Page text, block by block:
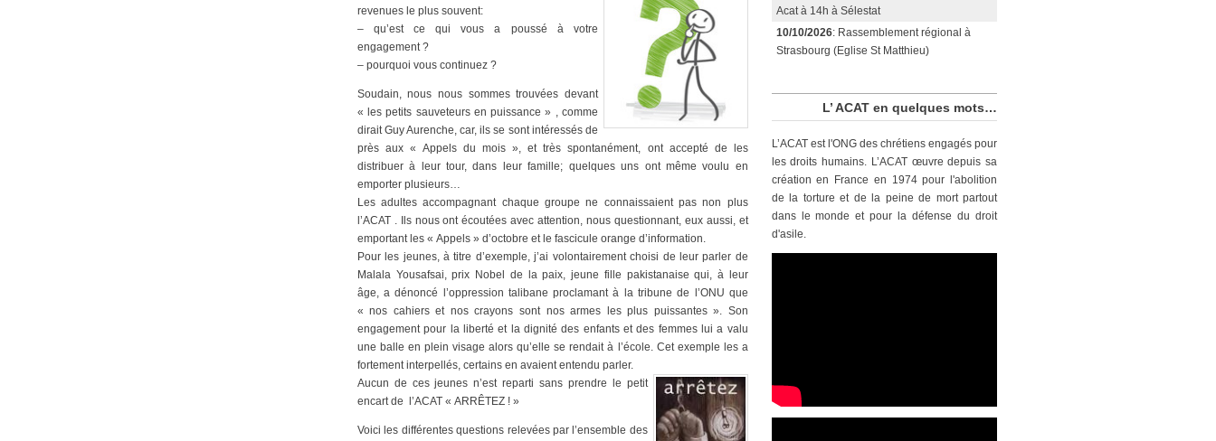
revenues le plus souvent:
– qu’est ce qui vous a poussé à votre
engagement ?
– pourquoi vous continuez ?
Soudain, nous nous sommes trouvées devant
« les petits sauveteurs en puissance » , comme
dirait Guy Aurenche, car, ils se sont intéressés de
près aux « Appels du mois », et très spontanément, ont accepté de les
distribuer à leur tour, dans leur famille; quelques uns ont même voulu en
emporter plusieurs…
Les adultes accompagnant chaque groupe ne connaissaient pas non plus
l’ACAT . Ils nous ont écoutées avec attention, nous questionnant, eux aussi, et
emportant les « Appels » d’octobre et le fascicule orange d’information.
Pour les jeunes, à titre d’exemple, j’ai volontairement choisi de leur parler de
Malala Yousafsai, prix Nobel de la paix, jeune fille pakistanaise qui, à leur
âge, a dénoncé l’oppression talibane proclamant à la tribune de l’ONU que
« nos cahiers et nos crayons sont nos armes les plus puissantes ». Son
engagement pour la liberté et la dignité des enfants et des femmes lui a valu
une balle en plein visage alors qu’elle se rendait à l’école. Cet exemple les a
fortement interpellés, certains en avaient entendu parler.
Aucun de ces jeunes n’est reparti sans prendre le petit
encart de l’ACAT « ARRÊTEZ ! »
Voici les différentes questions relevées par l’ensemble des
Acat à 14h à Sélestat
10/10/2026: Rassemblement régional à
Strasbourg (Eglise St Matthieu)
L’ ACAT en quelques mots…
L’ACAT est l'ONG des chrétiens engagés pour
les droits humains. L’ACAT œuvre depuis sa
création en France en 1974 pour l'abolition
de la torture et de la peine de mort partout
dans le monde et pour la défense du droit
d'asile.